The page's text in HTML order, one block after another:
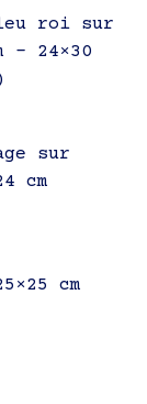
roi sur
– 24×30
sur
cm
cm